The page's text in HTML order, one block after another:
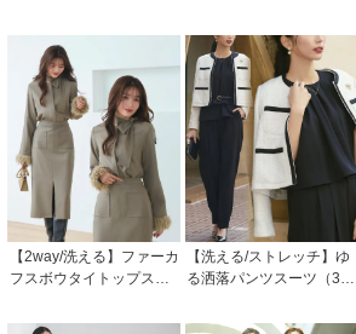
パーティードレス・セレ
モニー・入学式(入園式)・
卒業式(卒園式)・結婚式・
披露宴・二次会・同窓会
などお呼ばれ対応
【2way/洗える】ファーカ
フスボウタイトップス＆
0」
【洗える/ストレッチ】ゆ
る洒落パンツスーツ（3点